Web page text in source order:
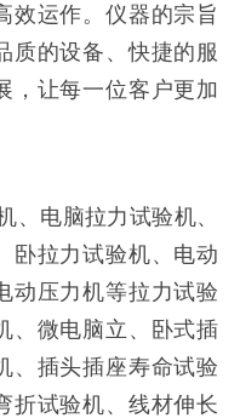
效运作。仪器的宗旨
质的设备、快捷的服
，让每一位客户更加
电脑拉力试验机、
卧拉力试验机、电动
动压力机等拉力试验
、微电脑立、卧式插
、插头插座寿命试验
折试验机、线材伸长